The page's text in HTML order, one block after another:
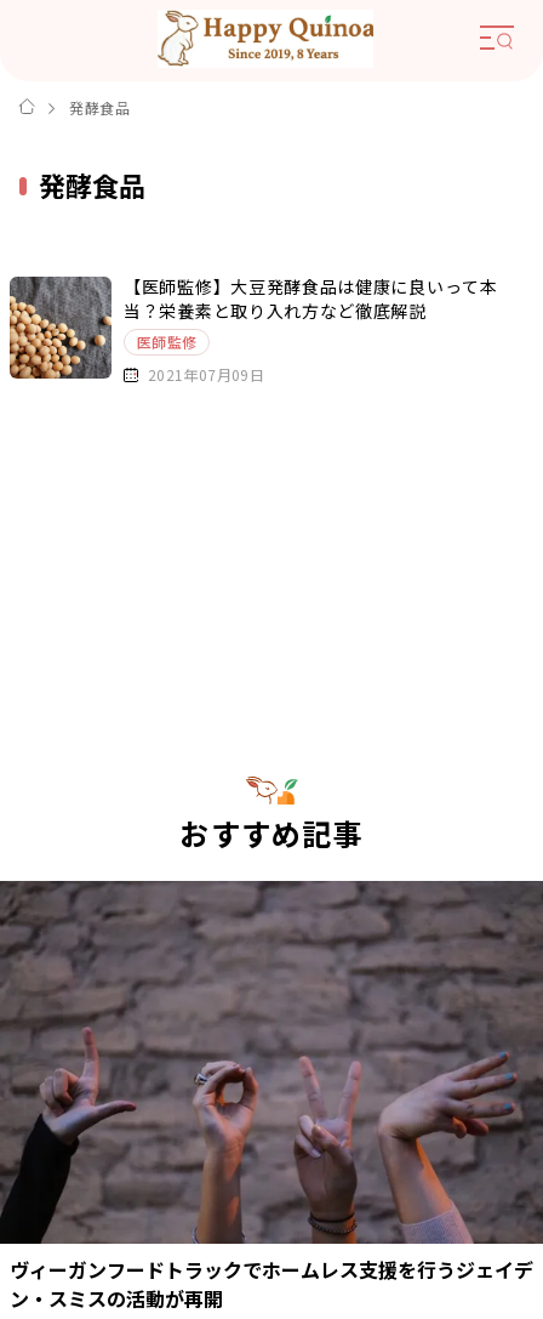
発酵食品
発酵食品
【医師監修】大豆発酵食品は健康に良いって本
当？栄養素と取り入れ方など徹底解説
医師監修
2021年07月09日
おすすめ記事
ヴィーガンフードトラックでホームレス支援を行うジェイデ
ン・スミスの活動が再開